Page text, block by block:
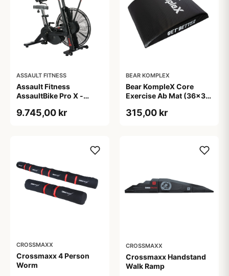
ASSAULT FITNESS
Assault Fitness
AssaultBike Pro X -
konditionstræning og
9.745,00 kr
BEAR KOMPLEX
Bear KompleX Core
Exercise Ab Mat (36x30
styrke din core og have
315,00 kr
CROSSMAXX
Crossmaxx 4 Person
Worm
CROSSMAXX
Crossmaxx Handstand
Walk Ramp